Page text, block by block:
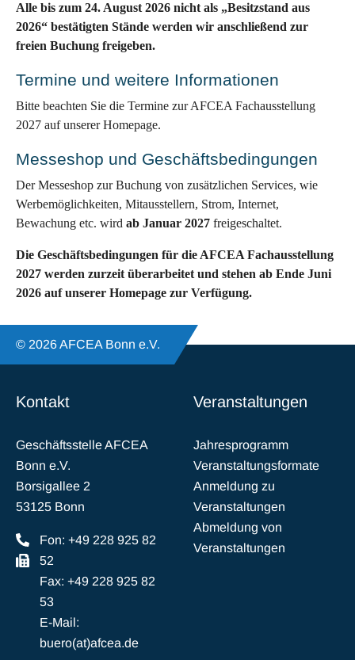
Alle bis zum 24. August 2026 nicht als „Besitzstand aus
2026“ bestätigten Stände werden wir anschließend zur
freien Buchung freigeben.
Termine und weitere Informationen
Bitte beachten Sie die Termine zur AFCEA Fachausstellung
2027 auf unserer Homepage.
Messeshop und Geschäftsbedingungen
Der Messeshop zur Buchung von zusätzlichen Services, wie
Werbemöglichkeiten, Mitausstellern, Strom, Internet,
Bewachung etc. wird ab Januar 2027 freigeschaltet.
Die Geschäftsbedingungen für die AFCEA Fachausstellung
2027 werden zurzeit überarbeitet und stehen ab Ende Juni
2026 auf unserer Homepage zur Verfügung.
© 2026 AFCEA Bonn e.V.
Kontakt
Geschäftsstelle AFCEA
Bonn e.V.
Borsigallee 2
53125 Bonn
Fon: +49 228 925 82
52
Fax: +49 228 925 82
53
E-Mail:
buero(at)afcea.de
Veranstaltungen
Jahresprogramm
Veranstaltungsformate
Anmeldung zu
Veranstaltungen
Abmeldung von
Veranstaltungen